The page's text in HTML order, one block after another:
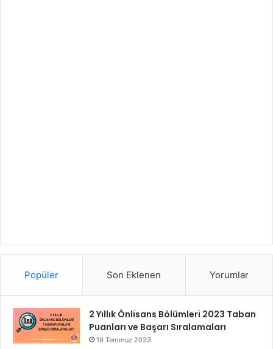
Popüler Son Eklenen Yorumlar
2 Yıllık Önlisans Bölümleri 2023 Taban
Puanları ve Başarı Sıralamaları
19 Temmuz 2023